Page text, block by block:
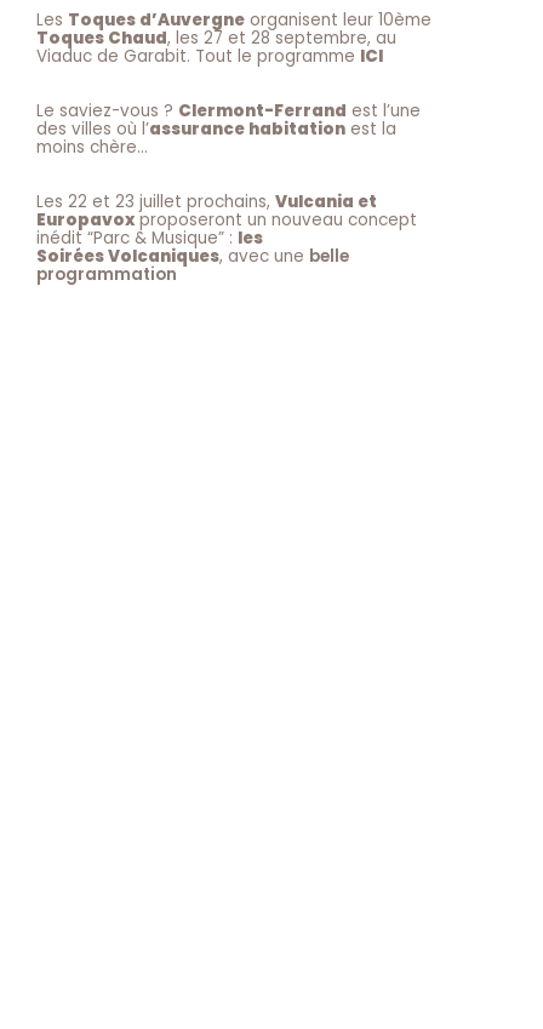
Les Toques d’Auvergne organisent leur 10ème
Toques Chaud, les 27 et 28 septembre, au
Viaduc de Garabit. Tout le programme ICI
Le saviez-vous ? Clermont-Ferrand est l’une
des villes où l’assurance habitation est la
moins chère…
Les 22 et 23 juillet prochains, Vulcania et
Europavoxproposeront un nouveau concept
inédit “Parc & Musique” : les
Soirées Volcaniques, avec une belle
programmation